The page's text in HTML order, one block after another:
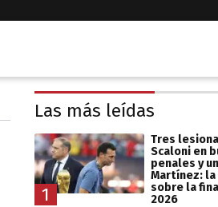
Las más leídas
1
Tres
Scaloni en
penales y
Martínez: la
sobre la
2026